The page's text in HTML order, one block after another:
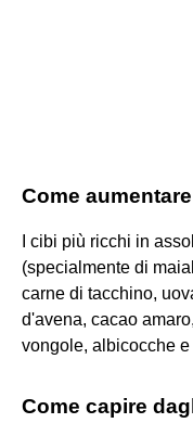
Come
I cibi più ricchi in
(specialmente di
carne di tacchino,
d'avena, cacao
vongole, albicocche e
Come capire